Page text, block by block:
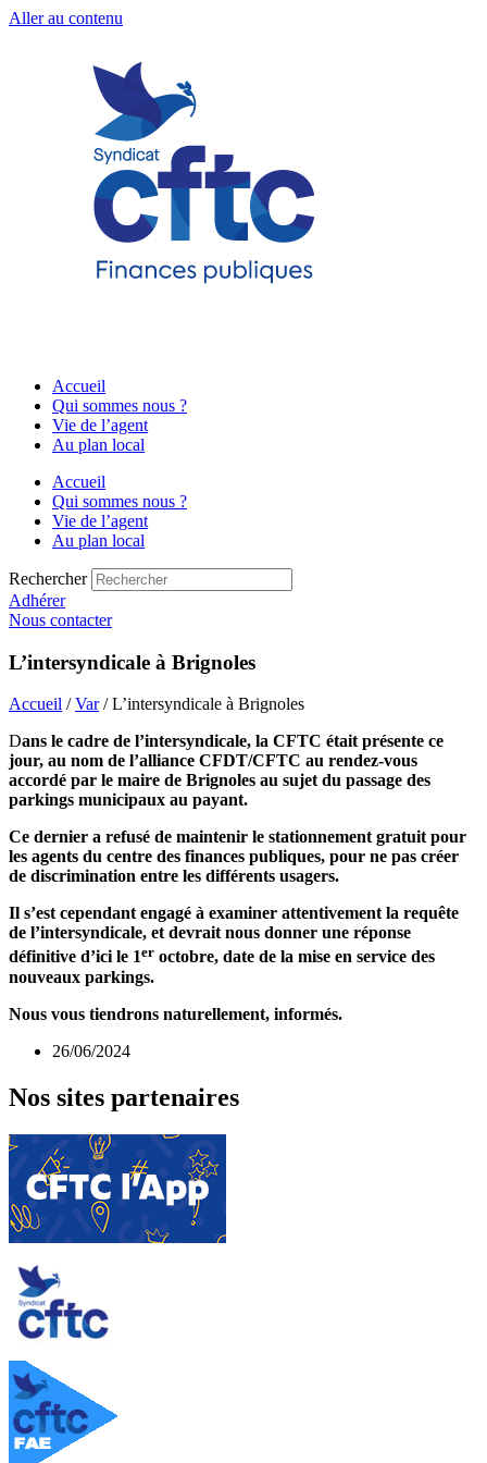
Aller au contenu
Accueil
Qui sommes nous ?
Vie de l’agent
Au plan local
Accueil
Qui sommes nous ?
Vie de l’agent
Au plan local
Rechercher
Adhérer
Nous contacter
L’intersyndicale à Brignoles
Accueil /Var/ L’intersyndicale à Brignoles
Dans le cadre de l’intersyndicale, la CFTC était présente ce
jour, au nom de l’alliance CFDT/CFTC au rendez-vous
accordé par le maire de Brignoles au sujet du passage des
parkings municipaux au payant.
Ce dernier a refusé de maintenir le stationnement gratuit pour
les agents du centre des finances publiques, pour ne pas créer
de discrimination entre les différents usagers.
Il s’est cependant engagé à examiner attentivement la requête
de l’intersyndicale, et devrait nous donner une réponse
définitive d’ici le 1er octobre, date de la mise en service des
nouveaux parkings.
Nous vous tiendrons naturellement, informés.
26/06/2024
Nos sites partenaires